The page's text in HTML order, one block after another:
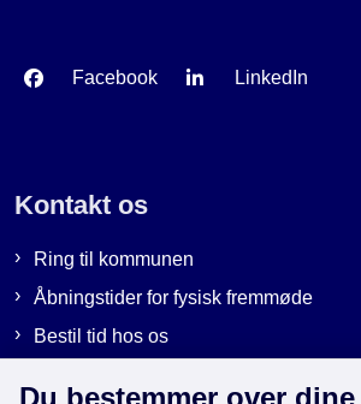
Facebook LinkedIn
Kontakt os
Ring til kommunen
Åbningstider for fysisk fremmøde
Bestil tid hos os
Du bestemmer over dine